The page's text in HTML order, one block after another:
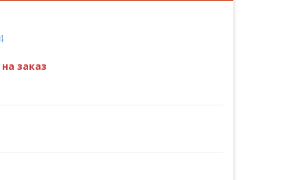
заказ